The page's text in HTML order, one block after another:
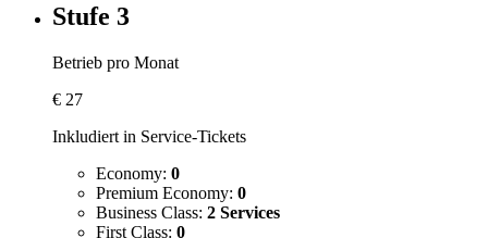
Stufe 3
Betrieb pro Monat
€ 27
Inkludiert in Service-Tickets
Economy: 0
Premium Economy: 0
Business Class: 2 Services
First Class: 0